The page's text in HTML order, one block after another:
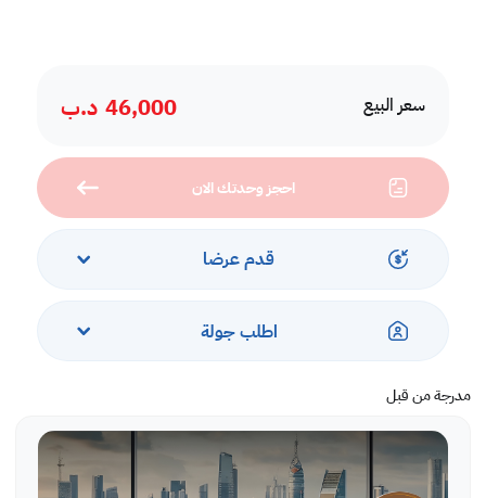
سعر البيع 46,000 د.ب
احجز وحدتك الان
قدم عرضا
اطلب جولة
مدرجة من قبل